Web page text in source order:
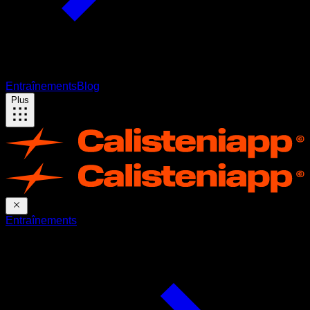
EntraînementsBlog
Plus
Entraînements